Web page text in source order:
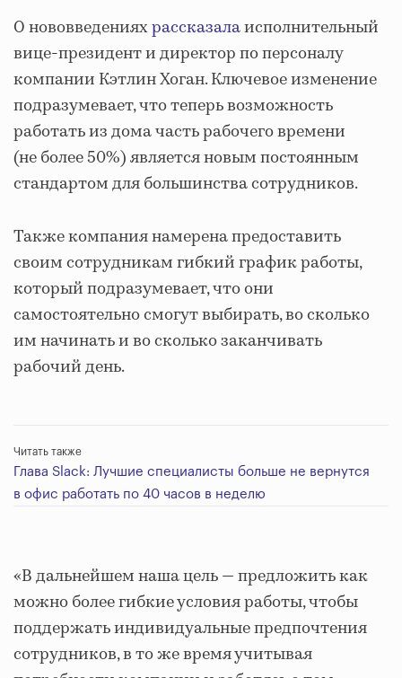
О нововведенияхрассказалаисполнительный
вице-президент и директор по персоналу
компании Кэтлин Хоган. Ключевое изменение
подразумевает, что теперь возможность
работать из дома часть рабочего времени
(не более 50%) является новым постоянным
стандартом для большинства сотрудников.
Также компания намерена предоставить
своим сотрудникам гибкий график работы,
который подразумевает, что они
самостоятельно смогут выбирать, во сколько
им начинать и во сколько заканчивать
рабочий день.
Читать также
Глава Slack: Лучшие специалисты больше не вернутся
в офис работать по 40 часов в неделю
«В дальнейшем наша цель — предложить как
можно более гибкие условия работы, чтобы
поддержать индивидуальные предпочтения
сотрудников, в то же время учитывая